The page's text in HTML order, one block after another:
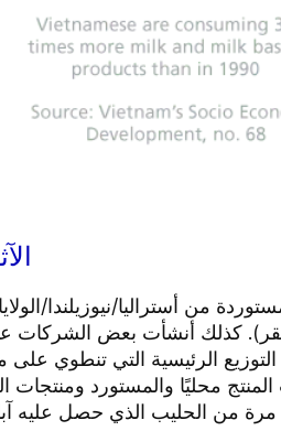
من أستراليا/
الأسرية وتدعمها (5-50 قطيع من البقر).
الرئيسية التي تنطوي
محليًا والمستورد